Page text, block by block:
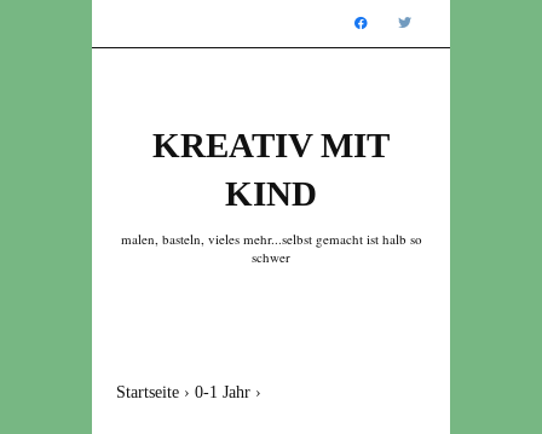
KREATIV MIT
KIND
malen, basteln, vieles mehr...selbst gemacht ist halb so
schwer
Startseite › 0-1 Jahr ›